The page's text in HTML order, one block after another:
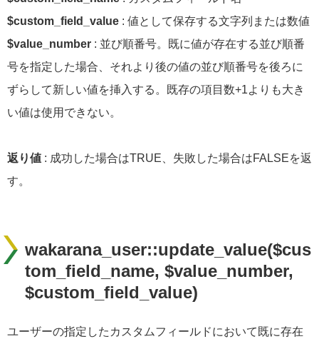
$custom_field_value : 値として保存する文字列または数値
$value_number : 並び順番号。既に値が存在する並び順番
号を指定した場合、それより後の値の並び順番号を後ろに
ずらして新しい値を挿入する。既存の項目数+1よりも大き
い値は使用できない。
返り値 : 成功した場合はTRUE、失敗した場合はFALSEを返
す。
wakarana_user::update_value($cus
tom_field_name, $value_number,
$custom_field_value)
ユーザーの指定したカスタムフィールドにおいて既に存在